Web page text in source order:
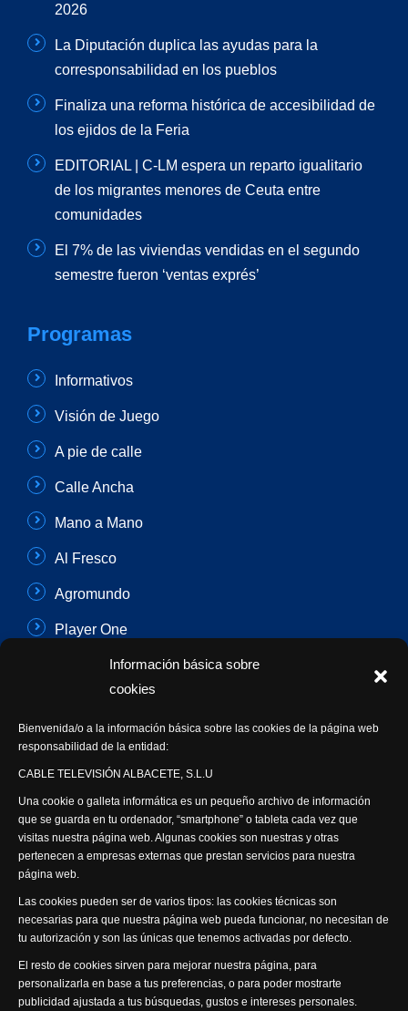
Información básica sobre
cookies
Bienvenida/o a la información básica sobre las cookies de la página web
responsabilidad de la entidad:
CABLE TELEVISIÓN ALBACETE, S.L.U
Una cookie o galleta informática es un pequeño archivo de información
que se guarda en tu ordenador, “smartphone” o tableta cada vez que
visitas nuestra página web. Algunas cookies son nuestras y otras
pertenecen a empresas externas que prestan servicios para nuestra
página web.
Las cookies pueden ser de varios tipos: las cookies técnicas son
necesarias para que nuestra página web pueda funcionar, no necesitan de
tu autorización y son las únicas que tenemos activadas por defecto.
El resto de cookies sirven para mejorar nuestra página, para
personalizarla en base a tus preferencias, o para poder mostrarte
publicidad ajustada a tus búsquedas, gustos e intereses personales.
2026
La Diputación duplica las ayudas para la
corresponsabilidad en los pueblos
Finaliza una reforma histórica de accesibilidad de
los ejidos de la Feria
EDITORIAL | C-LM espera un reparto igualitario
de los migrantes menores de Ceuta entre
comunidades
El 7% de las viviendas vendidas en el segundo
semestre fueron ‘ventas exprés’
Programas
Informativos
Visión de Juego
A pie de calle
Calle Ancha
Mano a Mano
Al Fresco
Agromundo
Player One
Con Sentido Común
Actualidad Semanal
Síguenos
Visita nuestra productora